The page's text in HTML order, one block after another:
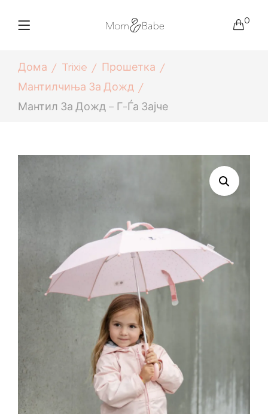
0
Дома Trixie
Прошетка
Мантилчиња За Дожд
Мантил За Дожд – Г-Ѓа Зајче